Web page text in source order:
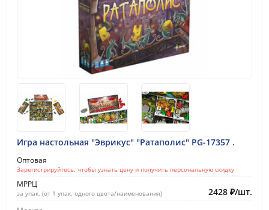
Игра настольная "Эврикус" "Ратаполис" PG-17357 .
Оптовая
Зарегистрируйтесь, чтобы узнать цену и получить персональную скидку
МРРЦ
за упак. (от 1 упак. одного цвета/наименования) 2428 ₽/шт.